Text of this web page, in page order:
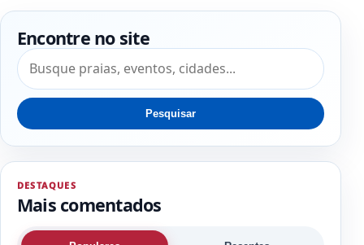
Encontre no site
Pesquisar por:
Pesquisar
DESTAQUES
Mais comentados